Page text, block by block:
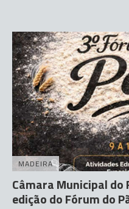
MADEIRA
Câmara Municipal do
edição do Fórum do